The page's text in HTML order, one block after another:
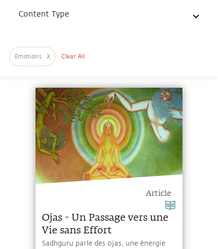
Content Type
Emotions X Clear All
Article
Ojas - Un Passage vers une
Vie sans Effort
Sadhguru parle des ojas, une énergie